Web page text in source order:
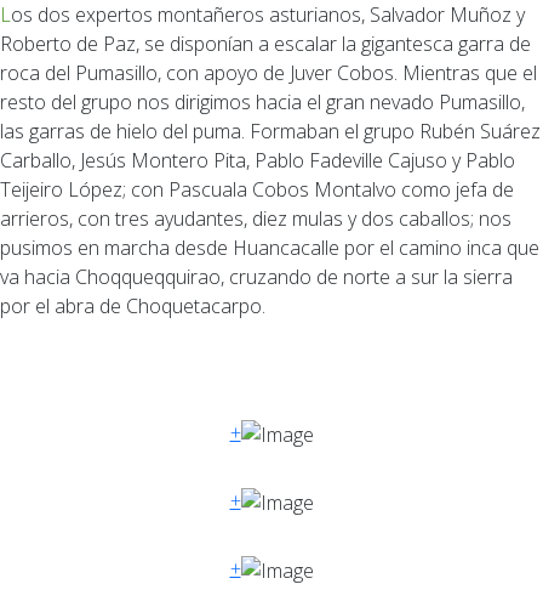
Los dos expertos montañeros asturianos, Salvador Muñoz y
Roberto de Paz, se disponían a escalar la gigantesca garra de
roca del Pumasillo, con apoyo de Juver Cobos. Mientras que el
resto del grupo nos dirigimos hacia el gran nevado Pumasillo,
las garras de hielo del puma. Formaban el grupo Rubén Suárez
Carballo, Jesús Montero Pita, Pablo Fadeville Cajuso y Pablo
Teijeiro López; con Pascuala Cobos Montalvo como jefa de
arrieros, con tres ayudantes, diez mulas y dos caballos; nos
pusimos en marcha desde Huancacalle por el camino inca que
va hacia Choqqueqquirao, cruzando de norte a sur la sierra
por el abra de Choquetacarpo.
+
+
+